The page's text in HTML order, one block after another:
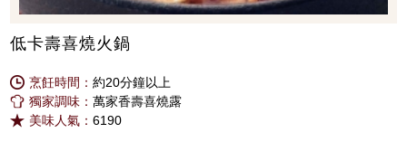
低卡壽喜燒火鍋
烹飪時間：約20分鐘以上
獨家調味：萬家香壽喜燒露
美味人氣：6190